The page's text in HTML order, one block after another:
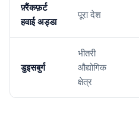
फ़्रैंकफ़र्ट
हवाई अड्डा
पूरा देश
डुइसबुर्ग
भीतरी
औद्योगिक
क्षेत्र